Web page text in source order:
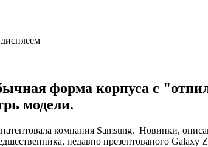
форма корпуса с
модели.
компания Samsung. Новинки,
недавно презентованого Galaxy